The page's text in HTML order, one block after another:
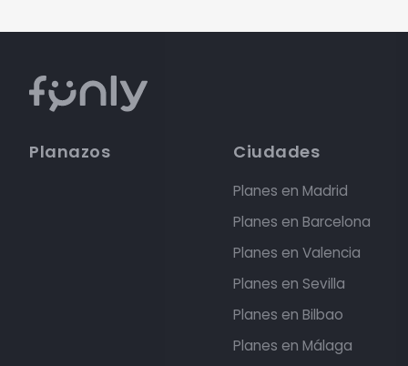
Planazos Ciudades
Planes en Madrid
Planes en Barcelona
Planes en Valencia
Planes en Sevilla
Planes en Bilbao
Planes en Málaga